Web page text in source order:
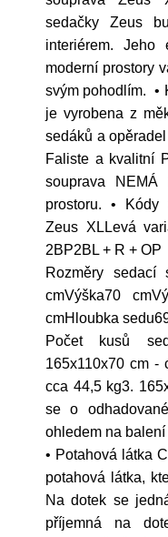
sedačky Zeus
interiérem. Jeho
moderní prostory
svým pohodlím. •
je vyrobena z
sedáků a
Faliste a kvalitní
souprava
prostoru. • Kódy
Zeus XLLevá
2BP2BL + R + OP
Rozměry sedací
cmVýška70
cmHloubka
Počet kusů
165x110x70 cm -
cca 44,5 kg3.
se o
ohledem na
• Potahová látka
potahová látka,
Na dotek se
příjemná na